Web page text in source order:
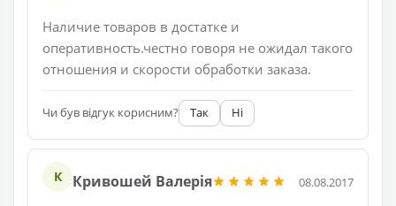
Наличие товаров в достатке и
оперативность.честно говоря не ожидал такого
отношения и скорости обработки заказа.
Чи був відгук корисним? Так Ні
К Кривошей Валерія 08.08.2017